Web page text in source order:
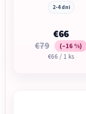
2-4 dni
€66
€79
(–16 %)
Jednotková
€66 / 1 ks